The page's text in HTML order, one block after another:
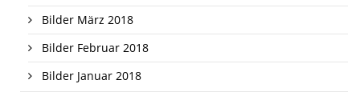
Bilder März 2018
Bilder Februar 2018
Bilder Januar 2018